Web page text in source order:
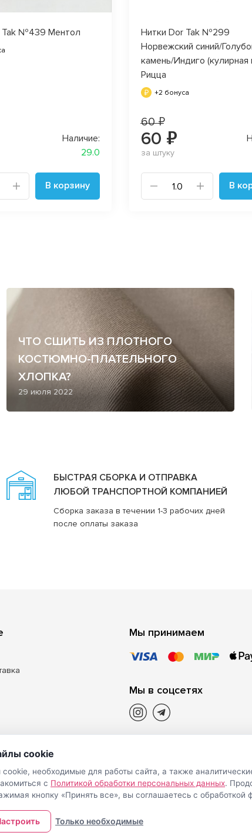
Tak №439 Ментол
Наличие:
29.0
В корзину
Нитки Dor Tak №299
Норвежский синий/
камень/Индиго (кулирная
Рицца
+2 бонуса
60 ₽
60 ₽
за штуку
В
ЧТО СШИТЬ ИЗ ПЛОТНОГО
КОСТЮМНО-ПЛАТЕЛЬНОГО
ХЛОПКА?
29 июля 2022
БЫСТРАЯ СБОРКА И ОТПРАВКА
ЛЮБОЙ ТРАНСПОРТНОЙ КОМПАНИЕЙ
Сборка заказа в течении 1-3 рабочих дней
после оплаты заказа
Мы принимаем
Мы в соцсетях
cookie
необходимые для работы сайта, а также
с Политикой обработки персональных данных.
кнопку «Принять все», вы соглашаетесь с обработкой
Только необходимые